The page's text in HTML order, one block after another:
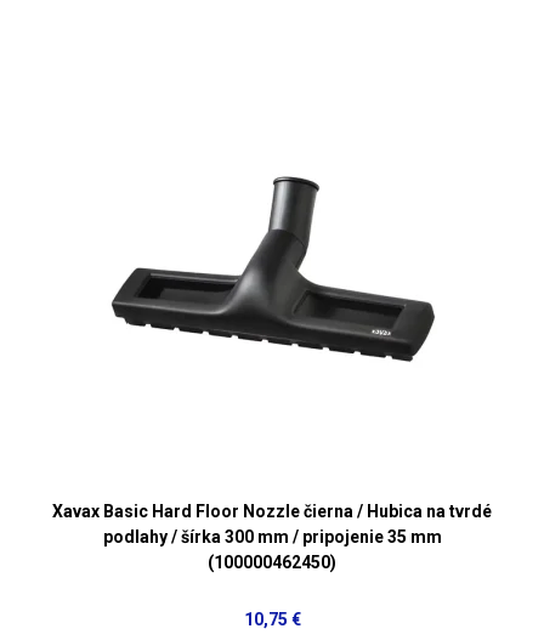
Xavax Basic Hard Floor Nozzle čierna / Hubica na tvrdé
podlahy / šírka 300 mm / pripojenie 35 mm
(100000462450)
10,75 €